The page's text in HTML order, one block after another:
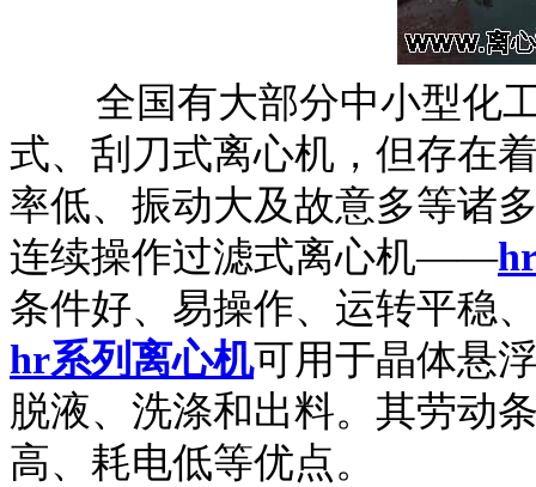
全国有大部分中小型化工
式、刮刀式离心机，但存在
率低、振动大及故意多等诸
连续操作过滤式离心机——
条件好、易操作、运转平稳
hr系列离心机可用于晶体悬
脱液、洗涤和出料。其劳动
高、耗电低等优点。